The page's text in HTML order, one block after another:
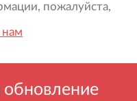
пожалуйста,
обновление